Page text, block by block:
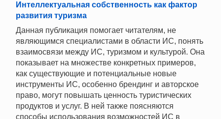
Интеллектуальная собственность как фактор
развития туризма
Данная публикация помогает читателям, не
являющимся специалистами в области ИС, понять
взаимосвязи между ИС, туризмом и культурой. Она
показывает на множестве конкретных примеров,
как существующие и потенциальные новые
инструменты ИС, особенно брендинг и авторское
право, могут повышать ценность туристических
продуктов и услуг. В ней также поясняются
способы использования возможностей ИС в